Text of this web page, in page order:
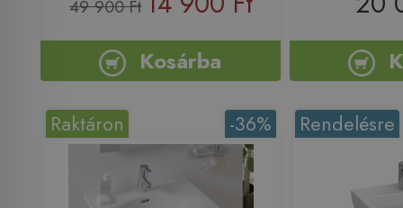
49 900 Ft
Kosárba
-36%
Raktáron Rendelésre